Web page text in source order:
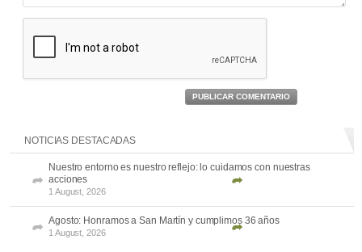
PUBLICAR COMENTARIO
NOTICIAS DESTACADAS
Nuestro entorno es nuestro reflejo: lo cuidamos con nuestras
acciones
1 August, 2026
Agosto: Honramos a San Martín y cumplimos 36 años
1 August, 2026